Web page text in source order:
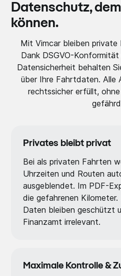
Datenschutz,
können.
Mit Vimcar bleiben
Dank DSGVO-
Datensicherheit behalten
über Ihre Fahrtdaten. Alle
rechtssicher erfüllt,
Privates bleibt privat
Bei als privaten Fahrten
Uhrzeiten und Routen
ausgeblendet. Im PDF-
die gefahrenen Kilometer.
Daten bleiben geschützt
Finanzamt irrelevant.
Maximale Kontrolle &